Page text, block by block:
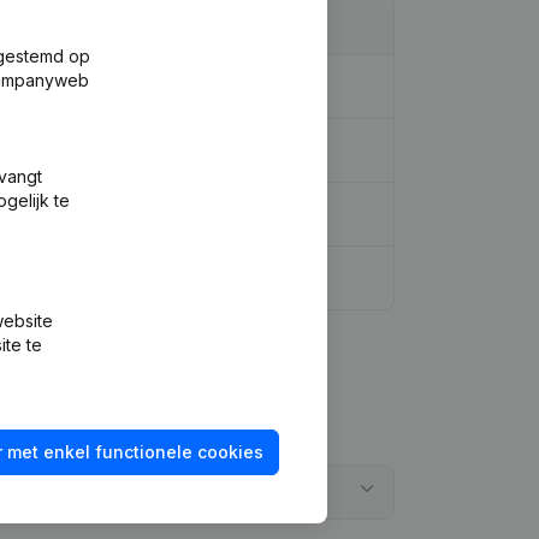
op
te
te
met enkel functionele cookies